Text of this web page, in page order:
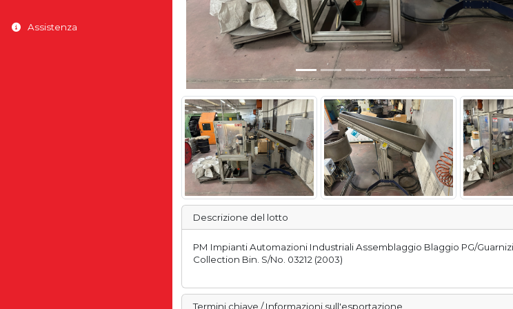
Assistenza
Descrizione del lotto
PM Impianti Automazioni Industriali Assemblaggio Blaggio PG/
Collection Bin. S/No. 03212 (2003)
Termini chiave / Informazioni sull'esportazione